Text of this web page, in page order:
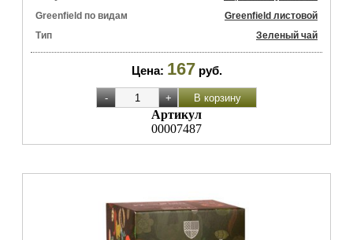
Greenfield по видам
Greenfield листовой
Тип
Зеленый чай
Цена: 167 руб.
Артикул
00007487